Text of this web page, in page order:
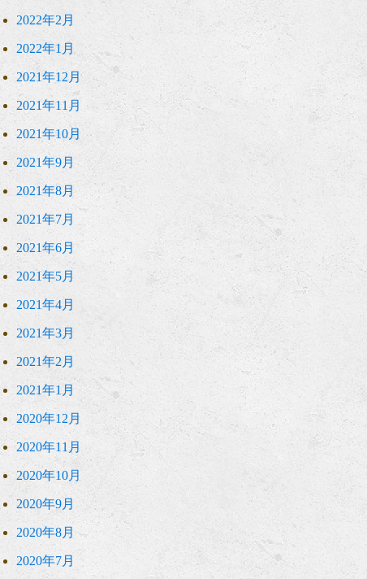
2022年2月
2022年1月
2021年12月
2021年11月
2021年10月
2021年9月
2021年8月
2021年7月
2021年6月
2021年5月
2021年4月
2021年3月
2021年2月
2021年1月
2020年12月
2020年11月
2020年10月
2020年9月
2020年8月
2020年7月